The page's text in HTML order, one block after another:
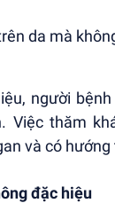
da mà
người
Việc thăm
và có hướng
đặc hiệu